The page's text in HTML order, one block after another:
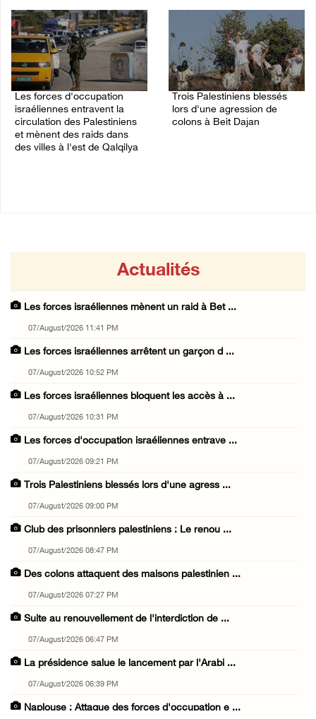
Les forces d'occupation
israéliennes entravent la
circulation des Palestiniens
et mènent des raids dans
des villes à l'est de Qalqilya
Trois Palestiniens blessés
lors d'une agression de
colons à Beit Dajan
Actualités
Les forces israéliennes mènent un raid à Bet ...
07/August/2026 11:41 PM
Les forces israéliennes arrêtent un garçon d ...
07/August/2026 10:52 PM
Les forces israéliennes bloquent les accès à ...
07/August/2026 10:31 PM
Les forces d'occupation israéliennes entrave ...
07/August/2026 09:21 PM
Trois Palestiniens blessés lors d'une agress ...
07/August/2026 09:00 PM
Club des prisonniers palestiniens : Le renou ...
07/August/2026 08:47 PM
Des colons attaquent des maisons palestinien ...
07/August/2026 07:27 PM
Suite au renouvellement de l'interdiction de ...
07/August/2026 06:47 PM
La présidence salue le lancement par l'Arabi ...
07/August/2026 06:39 PM
Naplouse : Attaque des forces d'occupation e ...